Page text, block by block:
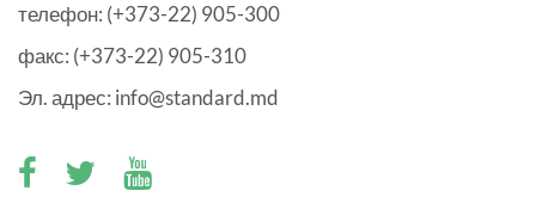
телефон: (+373-22) 905-300
факс: (+373-22) 905-310
Эл. адрес: info@standard.md